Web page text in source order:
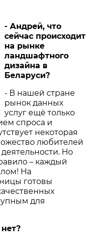
- Андрей, что
сейчас происходит
на рынке
ландшафтного
дизайна в
Беларуси?
- В нашей стране
рынок данных
услуг ещё только
спроса и
некоторая
любителей
Но
– каждый
На
готовы
для